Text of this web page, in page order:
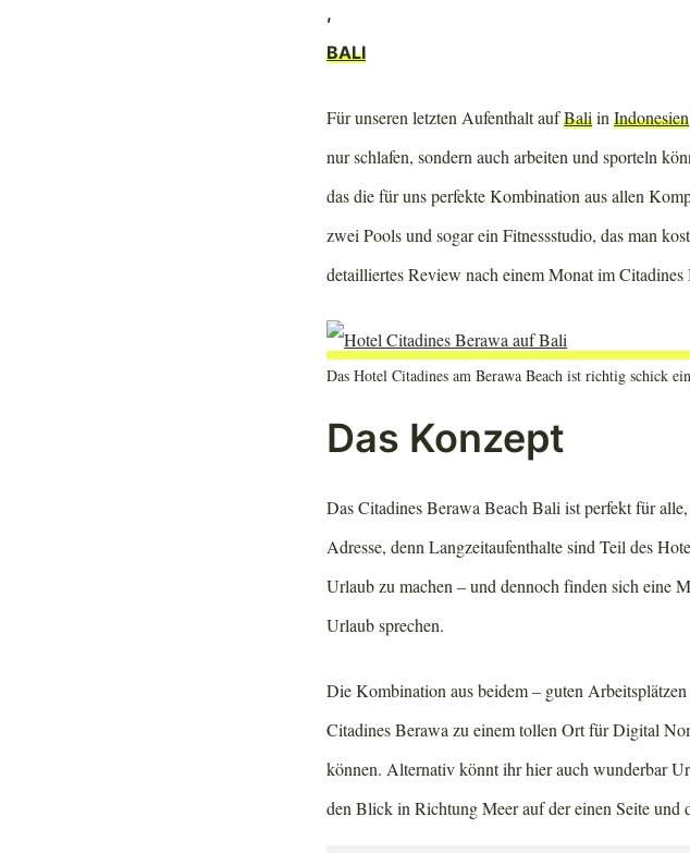
,
BALI
Für unseren letzten Aufenthalt aufBaliinIndonesien
nur schlafen, sondern auch arbeiten und sporteln
das die für uns perfekte Kombination aus allen
zwei Pools und sogar ein Fitnessstudio, das man
detailliertes Review nach einem Monat im Citadines
Das Hotel Citadines am Berawa Beach ist richtig schick
Das Konzept
Das Citadines Berawa Beach Bali ist perfekt für
Adresse, denn Langzeitaufenthalte sind Teil des
Urlaub zu machen – und dennoch finden sich eine
Urlaub sprechen.
Die Kombination aus beidem – guten
Citadines Berawa zu einem tollen Ort für Digital
können. Alternativ könnt ihr hier auch wunderbar
den Blick in Richtung Meer auf der einen Seite und